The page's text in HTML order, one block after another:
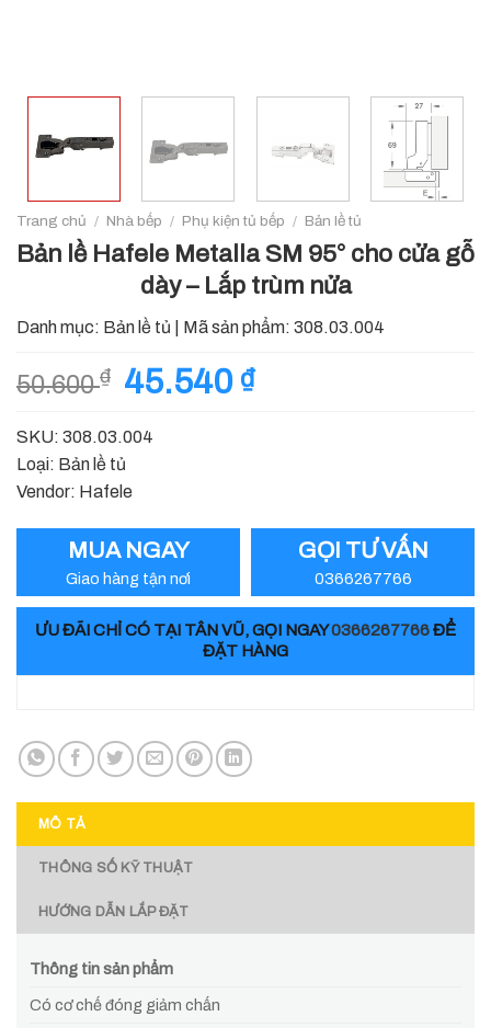
Trang chủ / Nhà bếp / Phụ kiện tủ bếp / Bản lề tủ
Bản lề Hafele Metalla SM 95° cho cửa gỗ
dày – Lắp trùm nửa
Danh mục: Bản lề tủ Mã sản phẩm: 308.03.004
50.600₫
Giá
là:
50.600 ₫.
45.540 ₫Giá
SKU: 308.03.004
Loại: Bản lề tủ
Vendor: Hafele
MUA NGAY
Giao hàng tận nơi
GỌI TƯ VẤN
0366267766
ƯU ĐÃI CHỈ CÓ TẠI TÂN VŨ, GỌI NGAY0366267766ĐỂ
ĐẶT HÀNG
MÔ TẢ
THÔNG SỐ KỸ THUẬT
HƯỚNG DẪN LẮP ĐẶT
Thông tin sản phẩm
Có cơ chế đóng giảm chấn